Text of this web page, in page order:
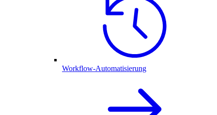
Workflow-Automatisierung